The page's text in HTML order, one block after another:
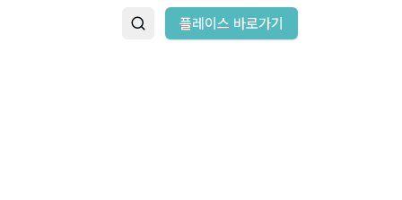
플레이스 바로가기